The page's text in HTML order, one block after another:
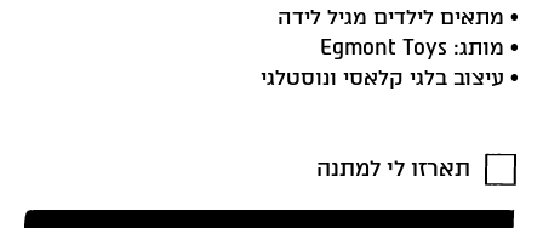
• מתאים לילדים מגיל לידה
• מותג: Egmont Toys
• עיצוב בלגי קלאסי ונוסטלגי
תארזו לי למתנה